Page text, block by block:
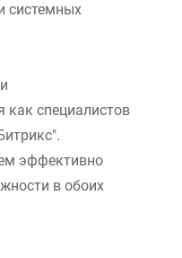
системных
как специалистов
эффективно
в обоих